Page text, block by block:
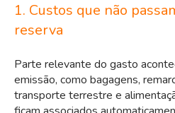
1. Custos que não
reserva
Parte relevante do gasto
emissão, como bagagens,
transporte terrestre e